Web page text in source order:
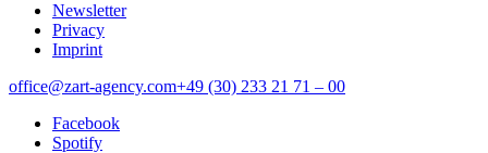
Newsletter
Privacy
Imprint
office@zart-agency.com+49 (30) 233 21 71 – 00
Facebook
Spotify